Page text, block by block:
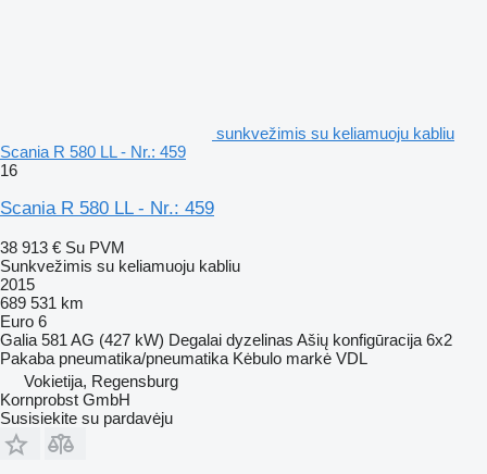
sunkvežimis su keliamuoju kabliu
Scania R 580 LL - Nr.: 459
16
Scania R 580 LL - Nr.: 459
38 913 € Su PVM
Sunkvežimis su keliamuoju kabliu
2015
689 531 km
Euro 6
Galia 581 AG (427 kW) Degalai dyzelinas Ašių konfigūracija 6x2
Pakaba pneumatika/pneumatika Kėbulo markė VDL
Vokietija, Regensburg
Kornprobst GmbH
Susisiekite su pardavėju